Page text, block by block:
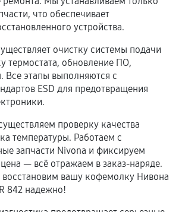
окончания гарантийного
сбои, если это не указано в
куплены
работы может
или частично, если
условия:
что обеспечивает
устройства.
очистку системы подачи
термостата, обновление ПО,
Все этапы выполняются с
ESD для предотвращения
проверку качества
температуры. Работаем с
запчасти Nivona и фиксируем
— всё отражаем в заказ-наряде.
восстановим вашу кофемолку Нивона
842 надежно!